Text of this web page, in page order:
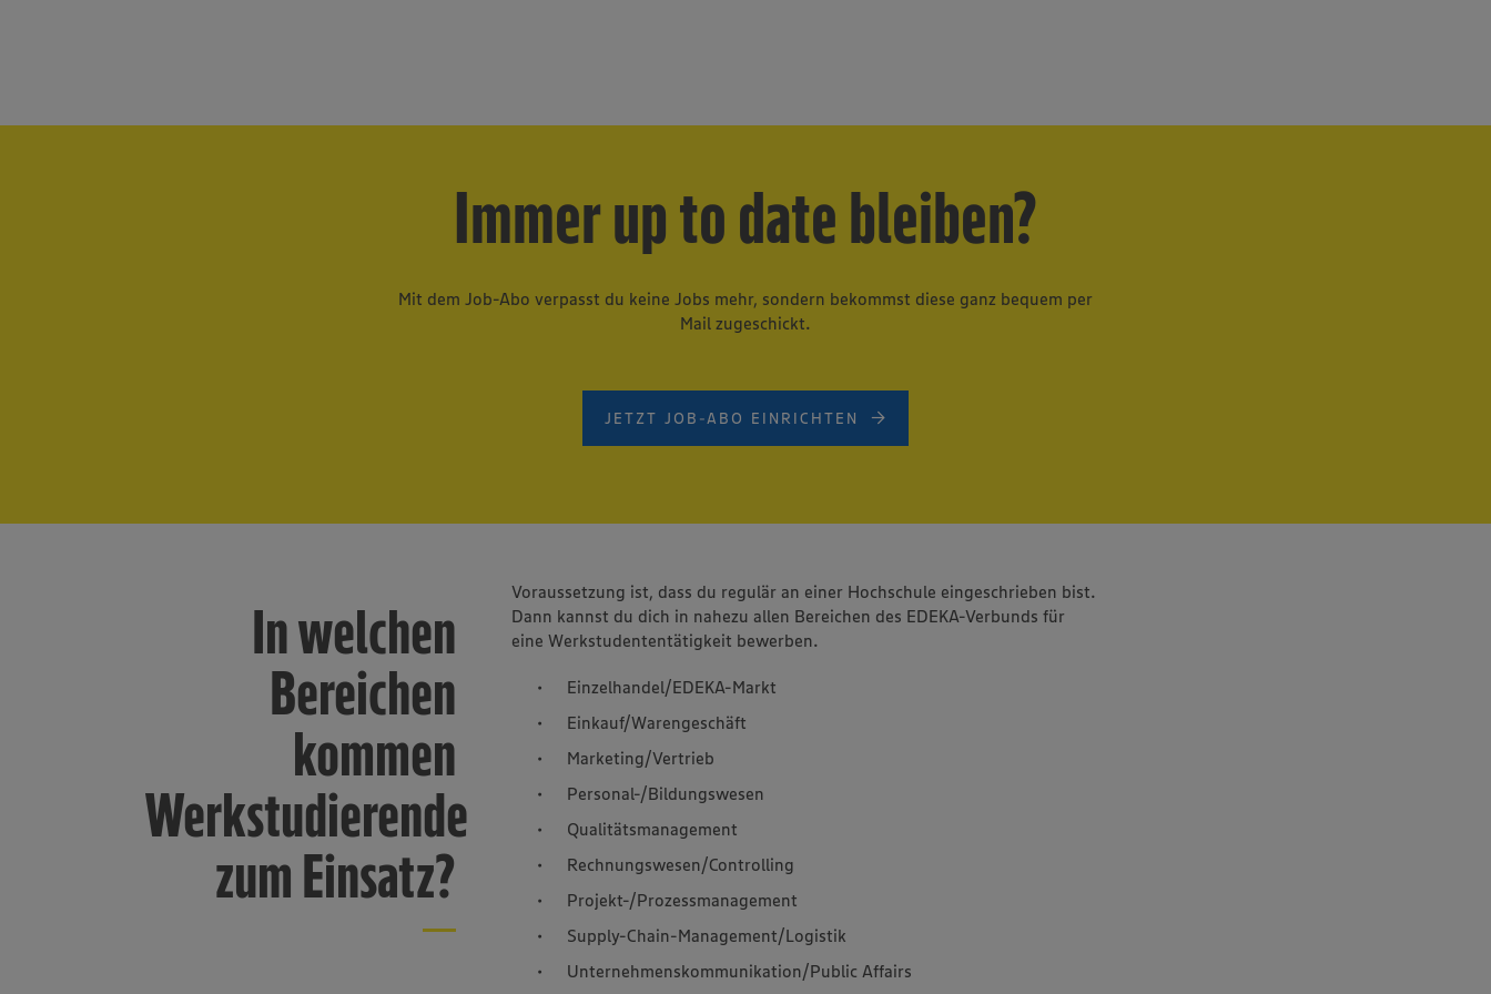
Immer up to date bleiben?
Mit dem Job-Abo verpasst du keine Jobs mehr, sondern bekommst diese ganz bequem per
Mail zugeschickt.
JETZT JOB-ABO EINRICHTEN
In welchen
Bereichen
kommen
Werkstudierende
zum Einsatz?
Voraussetzung ist, dass du regulär an einer Hochschule eingeschrieben bist.
Dann kannst du dich in nahezu allen Bereichen des EDEKA-Verbunds für
eine Werkstudententätigkeit bewerben.
Einzelhandel/EDEKA-Markt
Einkauf/Warengeschäft
Marketing/Vertrieb
Personal-/Bildungswesen
Qualitätsmanagement
Rechnungswesen/Controlling
Projekt-/Prozessmanagement
Supply-Chain-Management/Logistik
Unternehmenskommunikation/Public Affairs